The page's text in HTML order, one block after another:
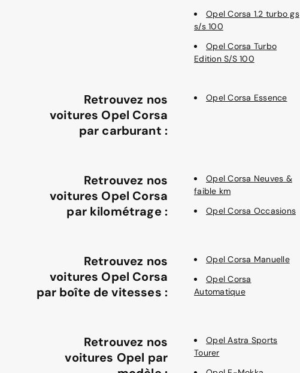
Opel Corsa 1.2 turbo gs
s/s 100
Opel Corsa Turbo
Edition S/S 100
Retrouvez nos
voitures Opel Corsa
par carburant :
Opel Corsa Essence
Retrouvez nos
voitures Opel Corsa
par kilométrage :
Opel Corsa Neuves &
faible km
Opel Corsa Occasions
Retrouvez nos
voitures Opel Corsa
par boîte de vitesses :
Opel Corsa Manuelle
Opel Corsa
Automatique
Retrouvez nos
voitures Opel par
Opel Astra Sports
Tourer